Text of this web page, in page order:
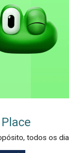
todos os